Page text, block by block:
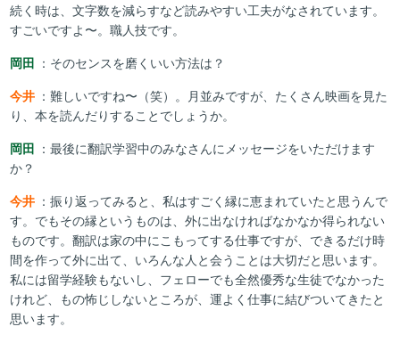
続く時は、文字数を減らすなど読みやすい工夫がなされています。
すごいですよ〜。職人技です。
岡田 ：そのセンスを磨くいい方法は？
今井 ：難しいですね〜（笑）。月並みですが、たくさん映画を見た
り、本を読んだりすることでしょうか。
岡田 ：最後に翻訳学習中のみなさんにメッセージをいただけます
か？
今井 ：振り返ってみると、私はすごく縁に恵まれていたと思うんで
す。でもその縁というものは、外に出なければなかなか得られない
ものです。翻訳は家の中にこもってする仕事ですが、できるだけ時
間を作って外に出て、いろんな人と会うことは大切だと思います。
私には留学経験もないし、フェローでも全然優秀な生徒でなかった
けれど、もの怖じしないところが、運よく仕事に結びついてきたと
思います。